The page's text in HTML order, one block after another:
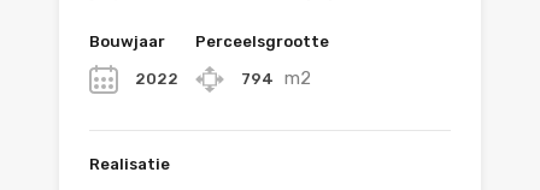
Bouwjaar
2022
Perceelsgrootte
794 m2
Realisatie